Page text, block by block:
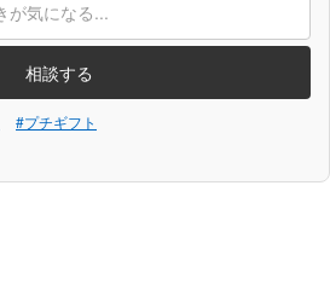
相談する
#プチギフト